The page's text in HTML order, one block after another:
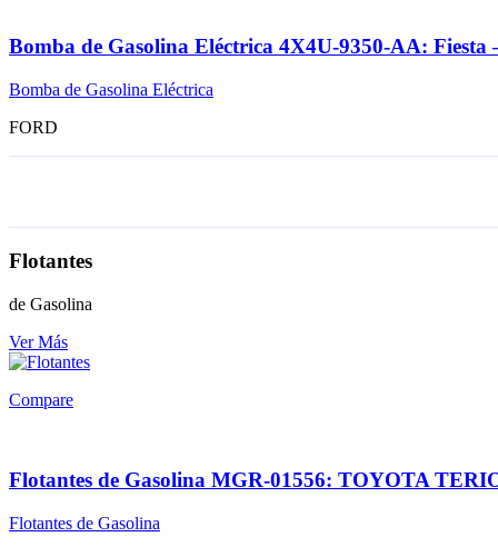
Bomba de Gasolina Eléctrica 4X4U-9350-AA:
Bomba de Gasolina Eléctrica
FORD
Flotantes
de Gasolina
Ver Más
Compare
Flotantes de Gasolina MGR-01556: TOYOTA
Flotantes de Gasolina